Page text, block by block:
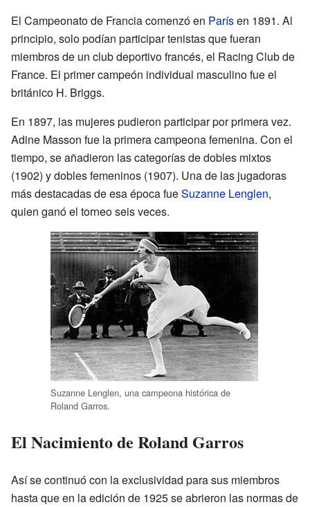
El Campeonato de Francia comenzó en Parísen 1891. Al
principio, solo podían participar tenistas que fueran
miembros de un club deportivo francés, el Racing Club de
France. El primer campeón individual masculino fue el
británico H. Briggs.
En 1897, las mujeres pudieron participar por primera vez.
Adine Masson fue la primera campeona femenina. Con el
tiempo, se añadieron las categorías de dobles mixtos
(1902) y dobles femeninos (1907). Una de las jugadoras
más destacadas de esa época fueSuzanne Lenglen,
quien ganó el torneo seis veces.
Suzanne Lenglen, una campeona histórica de
Roland Garros.
El Nacimiento de Roland Garros
Así se continuó con la exclusividad para sus miembros
hasta que en la edición de 1925 se abrieron las normas de